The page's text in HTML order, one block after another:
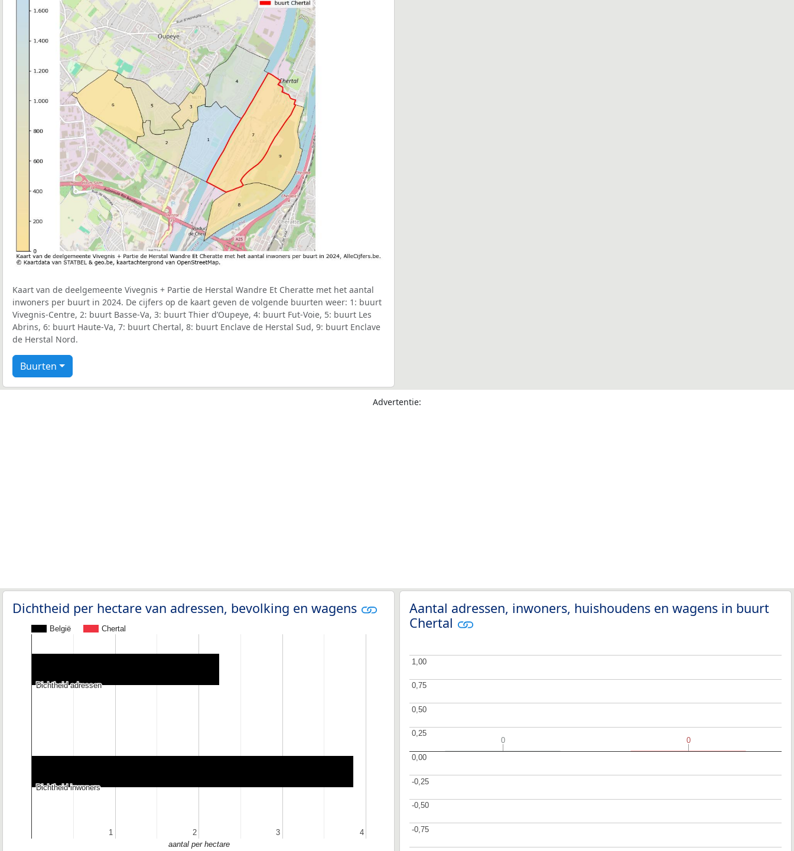
Kaart van de deelgemeente Vivegnis + Partie de Herstal Wandre Et Cheratte met het aantal
inwoners per buurt in 2024. De cijfers op de kaart geven de volgende buurten weer: 1: buurt
Vivegnis-Centre, 2: buurt Basse-Va, 3: buurt Thier d’Oupeye, 4: buurt Fut-Voie, 5: buurt Les
Abrins, 6: buurt Haute-Va, 7: buurt Chertal, 8: buurt Enclave de Herstal Sud, 9: buurt Enclave
de Herstal Nord.
Buurten
Advertentie:
Dichtheid per hectare van adressen, bevolking en wagens
België Chertal
1
1 2
2 3
3 4
4
Dichtheid adressen
Dichtheid adressen
Dichtheid inwoners
Dichtheid inwoners
aantal per hectare
Aantal adressen, inwoners, huishoudens en wagens in buurt
Chertal
-0,75
-0,75
-0,50
-0,50
-0,25
-0,25
0,00
0,00
0,25
0,25
0,50
0,50
0,75
0,75
1,00
1,00
0
0 0
0